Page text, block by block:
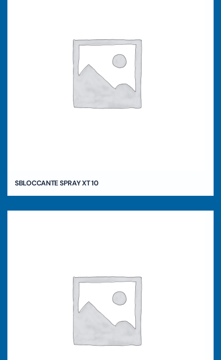
SBLOCCANTE SPRAY XT 10